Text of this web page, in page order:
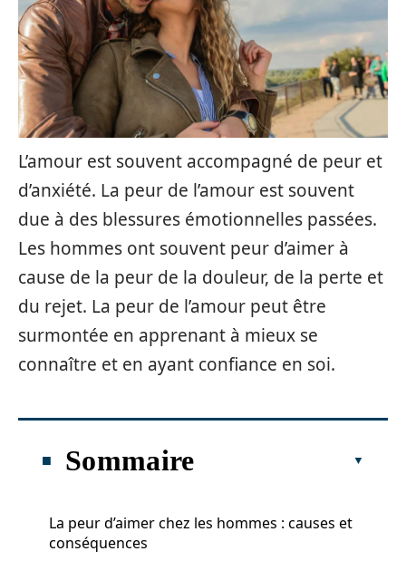
L’amour est souvent accompagné de peur et
d’anxiété. La peur de l’amour est souvent
due à des blessures émotionnelles passées.
Les hommes ont souvent peur d’aimer à
cause de la peur de la douleur, de la perte et
du rejet. La peur de l’amour peut être
surmontée en apprenant à mieux se
connaître et en ayant confiance en soi.
Sommaire
La peur d’aimer chez les hommes : causes et
conséquences